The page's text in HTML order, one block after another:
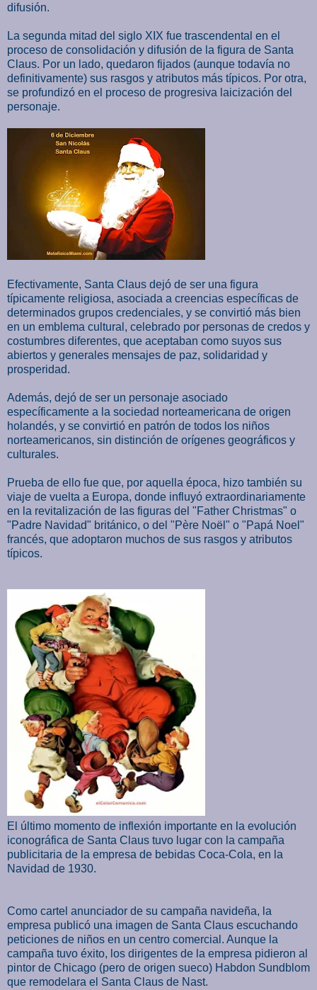
difusión.
La segunda mitad del siglo XIX fue trascendental en el
proceso de consolidación y difusión de la figura de Santa
Claus. Por un lado, quedaron fijados (aunque todavía no
definitivamente) sus rasgos y atributos más típicos. Por otra,
se profundizó en el proceso de progresiva laicización del
personaje.
Efectivamente, Santa Claus dejó de ser una figura
típicamente religiosa, asociada a creencias específicas de
determinados grupos credenciales, y se convirtió más bien
en un emblema cultural, celebrado por personas de credos y
costumbres diferentes, que aceptaban como suyos sus
abiertos y generales mensajes de paz, solidaridad y
prosperidad.
Además, dejó de ser un personaje asociado
específicamente a la sociedad norteamericana de origen
holandés, y se convirtió en patrón de todos los niños
norteamericanos, sin distinción de orígenes geográficos y
culturales.
Prueba de ello fue que, por aquella época, hizo también su
viaje de vuelta a Europa, donde influyó extraordinariamente
en la revitalización de las figuras del "Father Christmas" o
"Padre Navidad" británico, o del "Père Noël" o "Papá Noel"
francés, que adoptaron muchos de sus rasgos y atributos
típicos.
El último momento de inflexión importante en la evolución
iconográfica de Santa Claus tuvo lugar con la campaña
publicitaria de la empresa de bebidas Coca-Cola, en la
Navidad de 1930.
Como cartel anunciador de su campaña navideña, la
empresa publicó una imagen de Santa Claus escuchando
peticiones de niños en un centro comercial. Aunque la
campaña tuvo éxito, los dirigentes de la empresa pidieron al
pintor de Chicago (pero de origen sueco) Habdon Sundblom
que remodelara el Santa Claus de Nast.